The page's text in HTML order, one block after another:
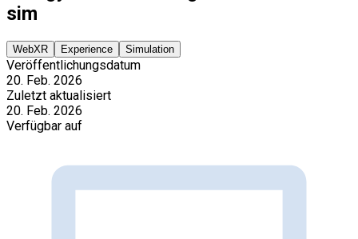
sim
WebXR Experience Simulation
Veröffentlichungsdatum
20. Feb. 2026
Zuletzt aktualisiert
20. Feb. 2026
Verfügbar auf